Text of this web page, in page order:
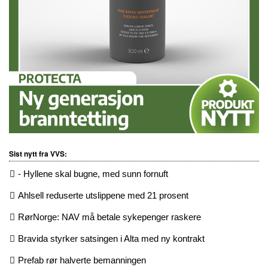
Sist nytt fra VVS:
- Hyllene skal bugne, med sunn fornuft
Ahlsell reduserte utslippene med 21 prosent
RørNorge: NAV må betale sykepenger raskere
Bravida styrker satsingen i Alta med ny kontrakt
Prefab rør halverte bemanningen